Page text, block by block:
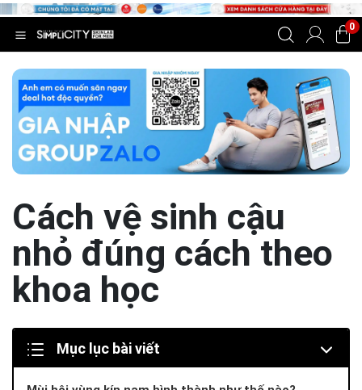
0
Cách vệ sinh cậu
nhỏ đúng cách theo
khoa học
Mục lục bài viết